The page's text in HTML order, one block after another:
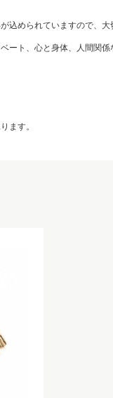
込められていますので、
ート、心と身体、人間関係
ます。